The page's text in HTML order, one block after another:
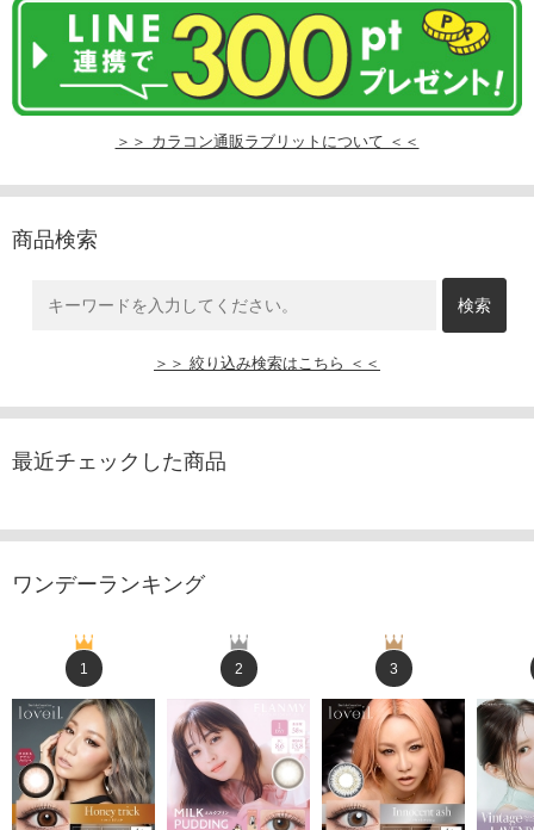
＞＞ カラコン通販ラブリットについて ＜＜
商品検索
＞＞ 絞り込み検索はこちら ＜＜
最近チェックした商品
ワンデーランキング
1 2 3